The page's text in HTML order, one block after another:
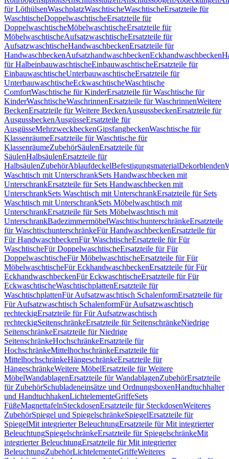
für LöthülsenWaschplatzWaschtischeWaschtischeErsatzteile für
WaschtischeDoppelwaschtischeErsatzteile für
DoppelwaschtischeMöbelwaschtischeErsatzteile für
MöbelwaschtischeAufsatzwaschtischeErsatzteile für
AufsatzwaschtischeHandwaschbeckenErsatzteile für
HandwaschbeckenAufsatzhandwaschbeckenEckhandwaschbecken
für HalbeinbauwaschtischeEinbauwaschtischeErsatzteile für
EinbauwaschtischeUnterbauwaschtischeErsatzteile für
UnterbauwaschtischeEckwaschtischeWaschtische
ComfortWaschtische für KinderErsatzteile für Waschtische für
KinderWaschtischeWaschrinnenErsatzteile für WaschrinnenWeitere
BeckenErsatzteile für Weitere BeckenAusgussbeckenErsatzteile für
AusgussbeckenAusgüsseErsatzteile für
AusgüsseMehrzweckbeckenGipsfangbeckenWaschtische für
KlassenräumeErsatzteile für Waschtische für
KlassenräumeZubehörSäulenErsatzteile für
SäulenHalbsäulenErsatzteile für
HalbsäulenZubehörAblaufdeckelBefestigungsmaterialDekorblenden
Waschtisch mit UnterschrankSets Handwaschbecken mit
UnterschrankErsatzteile für Sets Handwaschbecken mit
UnterschrankSets Waschtisch mit UnterschrankErsatzteile für Sets
Waschtisch mit UnterschrankSets Möbelwaschtisch mit
UnterschrankErsatzteile für Sets Möbelwaschtisch mit
UnterschrankBadezimmermöbelWaschtischunterschränkeErsatzteile
für WaschtischunterschränkeFür HandwaschbeckenErsatzteile für
Für HandwaschbeckenFür WaschtischeErsatzteile für Für
WaschtischeFür DoppelwaschtischeErsatzteile für Für
DoppelwaschtischeFür MöbelwaschtischeErsatzteile für Für
MöbelwaschtischeFür EckhandwaschbeckenErsatzteile für Für
EckhandwaschbeckenFür EckwaschtischeErsatzteile für Für
EckwaschtischeWaschtischplattenErsatzteile für
WaschtischplattenFür Aufsatzwaschtisch SchalenformErsatzteile für
Für Aufsatzwaschtisch SchalenformFür Aufsatzwaschtisch
rechteckigErsatzteile für Für Aufsatzwaschtisch
rechteckigSeitenschränkeErsatzteile für SeitenschränkeNiedrige
SeitenschränkeErsatzteile für Niedrige
SeitenschränkeHochschränkeErsatzteile für
HochschränkeMittelhochschränkeErsatzteile für
MittelhochschränkeHängeschränkeErsatzteile für
HängeschränkeWeitere MöbelErsatzteile für Weitere
MöbelWandablagenErsatzteile für WandablagenZubehörErsatzteile
für ZubehörSchubladeneinsätze und OrdnungsboxenHandtuchhalter
und HandtuchhakenLichtelementeGriffeSets
FüßeMagnettafelnSteckdosenErsatzteile für SteckdosenWeiteres
ZubehörSpiegel und SpiegelschränkeSpiegelErsatzteile für
SpiegelMit integrierter BeleuchtungErsatzteile für Mit integrierter
BeleuchtungSpiegelschränkeErsatzteile für SpiegelschränkeMit
integrierter BeleuchtungErsatzteile für Mit integrierter
BeleuchtungZubehörLichtelementeGriffeWeiteres